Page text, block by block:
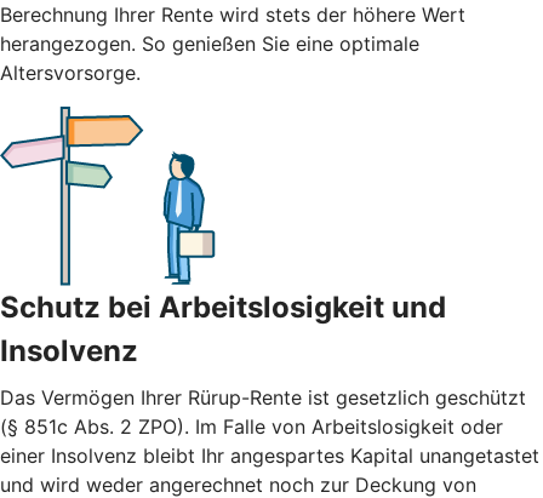
Berechnung Ihrer Rente wird stets der höhere Wert
herangezogen. So genießen Sie eine optimale
Altersvorsorge.
Schutz bei Arbeitslosigkeit und
Insolvenz
Das Vermögen Ihrer Rürup-Rente ist gesetzlich geschützt
(§ 851c Abs. 2 ZPO). Im Falle von Arbeitslosigkeit oder
einer Insolvenz bleibt Ihr angespartes Kapital unangetastet
und wird weder angerechnet noch zur Deckung von